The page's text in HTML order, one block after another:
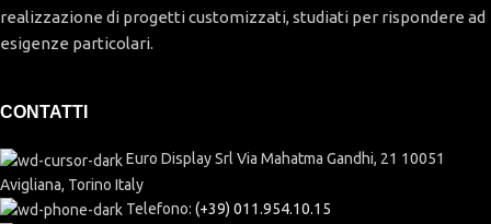
realizzazione di progetti customizzati, studiati per rispondere ad
esigenze particolari.
CONTATTI
Euro Display Srl Via Mahatma Gandhi, 21 10051
Avigliana, Torino Italy
Telefono: (+39) 011.954.10.15